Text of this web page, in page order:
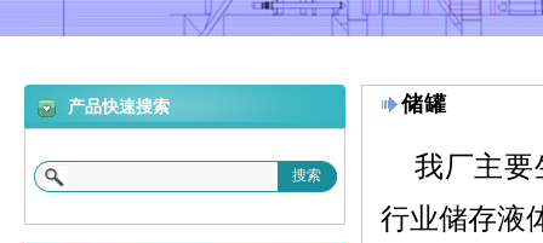
储罐
我厂主要
行业储存液
产品快速搜索
搜索